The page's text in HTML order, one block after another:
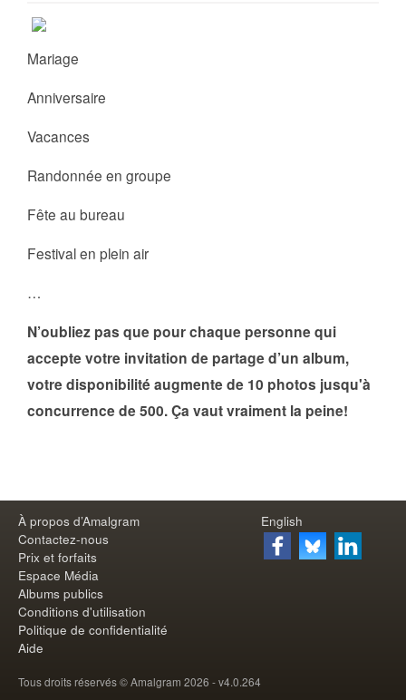
Mariage
Anniversaire
Vacances
Randonnée en groupe
Fête au bureau
Festival en plein air
…
N’oubliez pas que pour chaque personne qui
accepte votre invitation de partage d’un album,
votre disponibilité augmente de 10 photos jusqu'à
concurrence de 500. Ça vaut vraiment la peine!
À propos d’Amalgram
Contactez-nous
Prix et forfaits
Espace Média
Albums publics
Conditions d'utilisation
Politique de confidentialité
Aide
Tous droits réservés © Amalgram 2026 - v4.0.264
English